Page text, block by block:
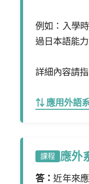
例如：入學
過日本語能
詳細內容請指
⇅ 應用外語
課程 應外
答：近年來